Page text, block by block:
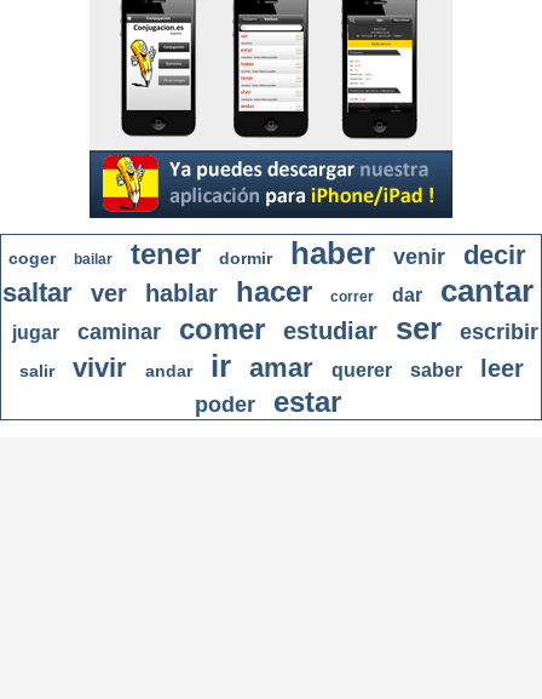
coger bailar tener dormir haber venir
decir
saltar
ver hablar hacer correr dar cantar
jugar caminar comer estudiar ser escribir
salir vivir andar ir amar querer saber leer
poder estar